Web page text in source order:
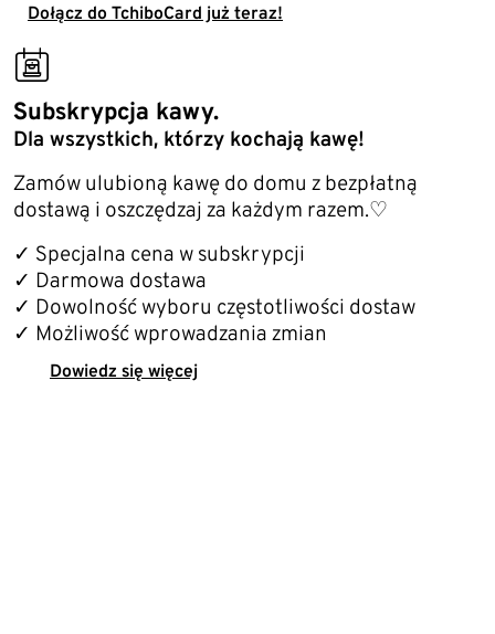
Dołącz do TchiboCard już teraz!
machine_subscription
Subskrypcja kawy.
Dla wszystkich, którzy kochają kawę!
Zamów ulubioną kawę do domu z bezpłatną
dostawą i oszczędzaj za każdym razem.♡
✓ Specjalna cena w subskrypcji
✓ Darmowa dostawa
✓ Dowolność wyboru częstotliwości dostaw
✓ Możliwość wprowadzania zmian
Dowiedz się więcej